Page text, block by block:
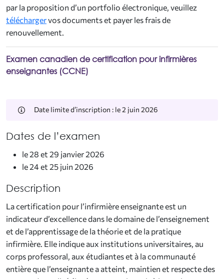
par la proposition d’un portfolio électronique, veuillez
téléchargervos documents et payer les frais de
renouvellement.
Examen canadien de certification pour infirmières
enseignantes (CCNE)
Date limite d’inscription : le 2 juin 2026
Dates de l’examen
le 28 et 29 janvier 2026
le 24 et 25 juin 2026
Description
La certification pour l’infirmière enseignante est un
indicateur d’excellence dans le domaine de l’enseignement
et de l’apprentissage de la théorie et de la pratique
infirmière. Elle indique aux institutions universitaires, au
corps professoral, aux étudiantes et à la communauté
entière que l’enseignante a atteint, maintien et respecte des